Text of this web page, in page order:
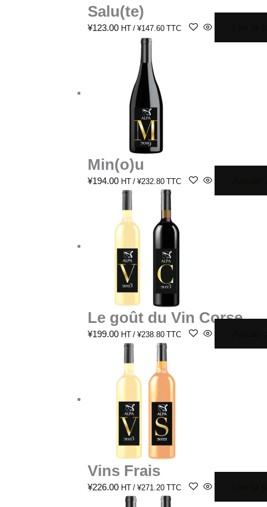
Salu(te)
¥123.00 HT /¥147.60TTC
Min(o)u
¥194.00 HT /¥232.80TTC
Le goût du Vin Corse
¥199.00 HT /¥238.80TTC
Vins Frais
¥226.00 HT /¥271.20TTC